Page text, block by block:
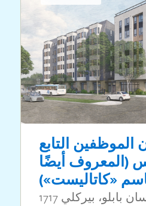
التابع
(المعروف أيضًا
«كاتاليست»)
سان بابلو، بيركلي